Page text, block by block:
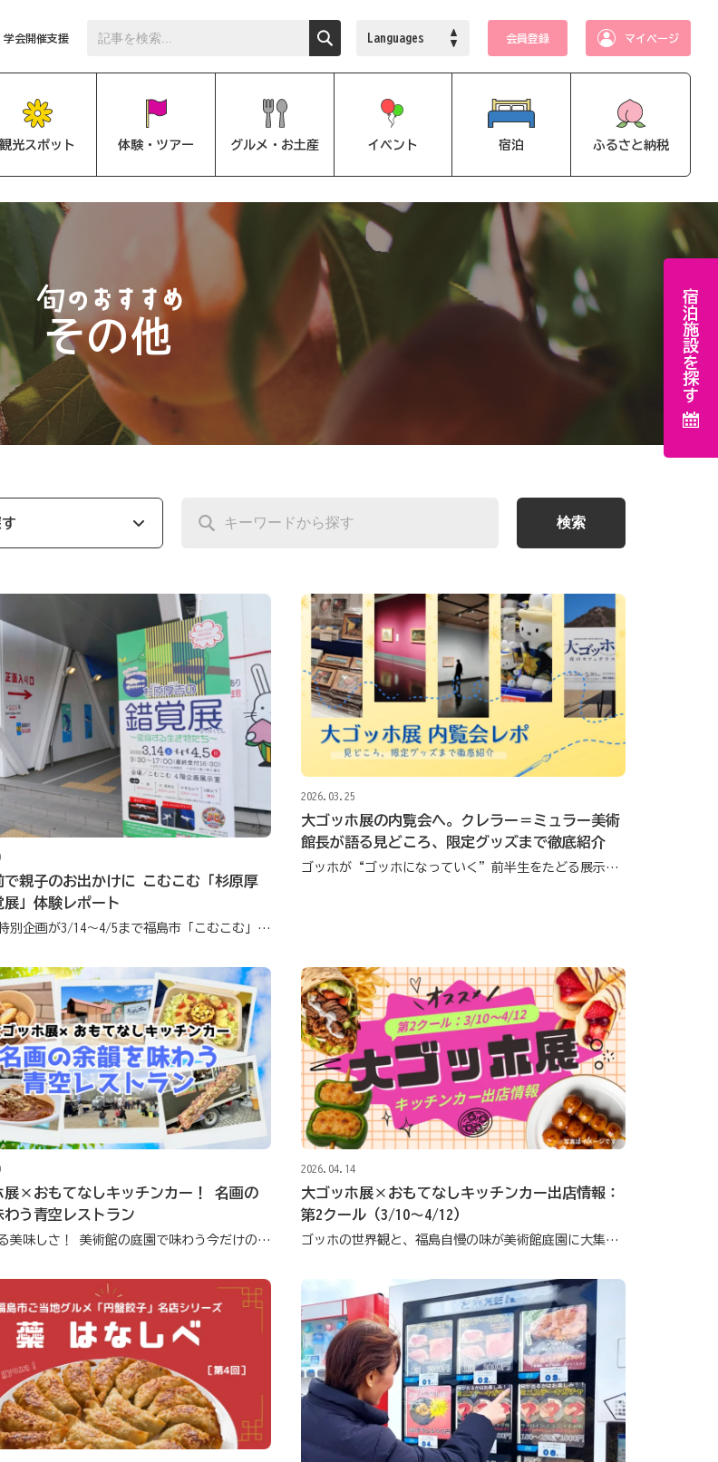
学会開催支援 Languages 会員登録 マイページ
観光スポット 体験・ツアー グルメ・お土産 イベント 宿泊 ふるさと納税
宿泊施設を探す
その他
検索
で親子のお出かけに こむこむ「杉原厚
展」体験レポート
春休みの特別企画が3/14～4/5まで福島市「こむこむ」で開催中
2026.03.25
大ゴッホ展の内覧会へ。クレラー＝ミュラー美術
館長が語る見どころ、限定グッズまで徹底紹介
ゴッホが“ゴッホになっていく”前半生をたどる展示は必見です！
展×おもてなしキッチンカー！ 名画の
わう青空レストラン
毎日変わる美味しさ！ 美術館の庭園で味わう今だけのゴッホメニュー
2026.04.14
大ゴッホ展×おもてなしキッチンカー出店情報：
第2クール（3/10〜4/12）
ゴッホの世界観と、福島自慢の味が美術館庭園に大集合！